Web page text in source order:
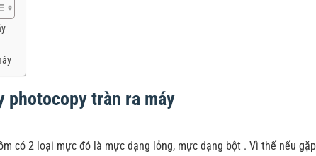
photocopy tràn ra máy
có 2 loại mực đó là mực dạng lỏng, mực dạng bột . Vì thế nếu